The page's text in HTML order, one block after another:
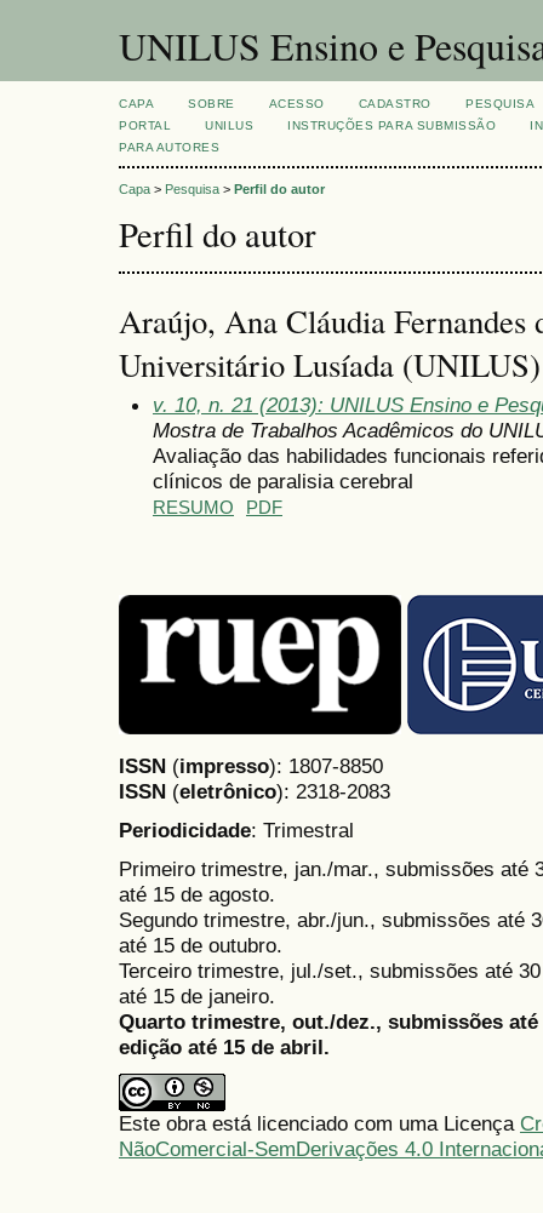
UNILUS Ensino e
CAPA SOBRE ACESSO CADASTRO
PESQUISA
PORTAL
UNILUS INSTRUÇÕES PARA SUBMISSÃO
PARA AUTORES
Capa > Pesquisa > Perfil do autor
Perfil do autor
Araújo, Ana Cláudia Fernandes
Universitário Lusíada (UNILUS)
v. 10, n. 21 (2013): UNILUS Ensino e
Mostra de Trabalhos Acadêmicos do
Avaliação das habilidades funcionais
clínicos de paralisia cerebral
RESUMO PDF
ISSN (impresso): 1807-8850
ISSN (eletrônico): 2318-2083
Periodicidade: Trimestral
Primeiro trimestre, jan./mar., submissões até
até 15 de agosto.
Segundo trimestre, abr./jun., submissões até
até 15 de outubro.
Terceiro trimestre, jul./set., submissões até
até 15 de janeiro.
Quarto trimestre, out./dez., submissões
edição até 15 de abril.
Este obra está licenciado com uma Licença
NãoComercial-SemDerivações 4.0